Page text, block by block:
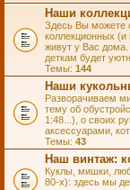
Наши
Здесь Вы можете
коллекционных
живут у Вас
деткам будет
Темы: 144
Наши
Разворачиваем
тему об
1:48...), о своих
аксессуарами,
Темы: 43
Наш винтаж:
Куклы, мишки,
80-х): здесь мы